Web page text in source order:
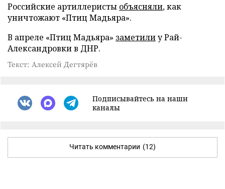
Российские артиллеристы объясняли, как
уничтожают «Птиц Мадьяра».
В апреле «Птиц Мадьяра» заметилиу Рай-
Александровки в ДНР.
Текст: Алексей Дегтярёв
Подписывайтесь на наши
каналы
Читать комментарии (12)